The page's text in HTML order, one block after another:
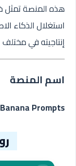
هذه المنصة
استغلال الذكاء
إنتاجيته في مختلف
اسم المنصة
Banana Prompts